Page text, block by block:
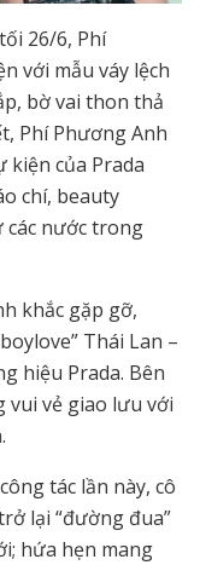
26/6, Phí
với mẫu váy lệch
bờ vai thon thả
Phí Phương Anh
kiện của Prada
chí, beauty
nước trong
khắc gặp gỡ,
Thái Lan –
hiệu Prada. Bên
vui vẻ giao lưu với
tác lần này, cô
lại “đường đua”
hứa hẹn mang